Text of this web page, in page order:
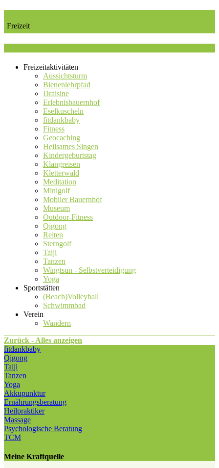
Freizeit
Freizeitaktivitäten
Aussichtsturm
Bienenlehrpfad
Draisine
Erlebnisbauernhof
Eselkuscheln
fitdankbaby
Fitness
Geocaching
Heilsames Singen
Kindergeburtstag
Klangreisen
Kletterwald
Meditation
Minigolf
Mobiler Bauernhof
Museum
Outdoor-Fitness
Qigong
Reiten
Sterngolf
Taiji
Tanzen
Wingtsun - Selbstverteidigung
Yoga
Sportstätten
(Beach)Volleyball
Schwimmbad
Verein
Wandern
Zurück - Alles anzeigen
fitdankbaby
Qigong
Taiji
Tanzen
Yoga
Akkupunktur
Ernährungsberatung
Heilpraktiker
Massage
Psychologische Beratung
TCM
Meine Kraftquelle